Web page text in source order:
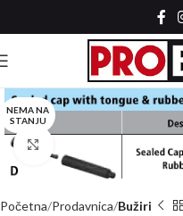
NEMA NA
STANJU
Kliknite za uvećanje
Početna Prodavnica Bužiri